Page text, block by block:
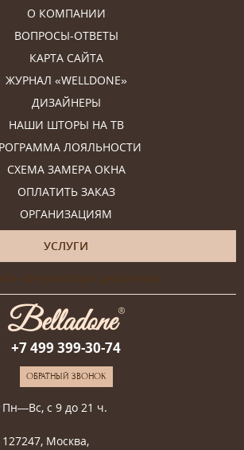
О КОМПАНИИ
ВОПРОСЫ-ОТВЕТЫ
КАРТА САЙТА
ЖУРНАЛ «WELLDONE»
ДИЗАЙНЕРЫ
НАШИ ШТОРЫ НА ТВ
ЛОЯЛЬНОСТИ
СХЕМА ЗАМЕРА ОКНА
ОПЛАТИТЬ ЗАКАЗ
ОРГАНИЗАЦИЯМ
УСЛУГИ
консультация дизайнера
+7 499 399-30-74
ОБРАТНЫЙ ЗВОНОК
Пн—Вс, с 9 до 21 ч.
127247, Москва,